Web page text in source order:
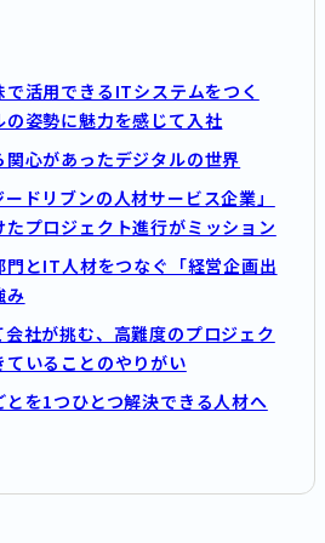
で活用できるITシステムをつく
の姿勢に魅力を感じて入社
関心があったデジタルの世界
ードリブンの人材サービス企業」
たプロジェクト進行がミッション
門とIT人材をつなぐ「経営企画出
み
会社が挑む、高難度のプロジェク
ていることのやりがい
とを1つひとつ解決できる人材へ